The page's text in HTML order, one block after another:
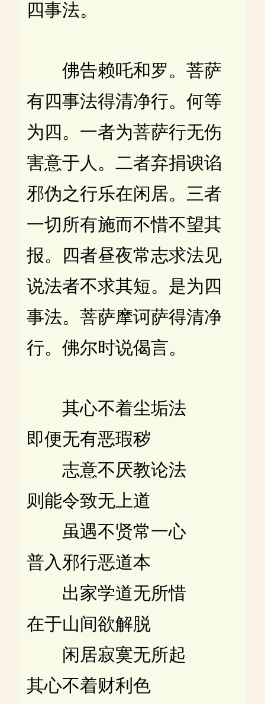
四事法。
佛告赖吒和罗。菩萨
有四事法得清净行。何等
为四。一者为菩萨行无伤
害意于人。二者弃捐谀谄
邪伪之行乐在闲居。三者
一切所有施而不惜不望其
报。四者昼夜常志求法见
说法者不求其短。是为四
事法。菩萨摩诃萨得清净
行。佛尔时说偈言。
其心不着尘垢法
即便无有恶瑕秽
志意不厌教论法
则能令致无上道
虽遇不贤常一心
普入邪行恶道本
出家学道无所惜
在于山间欲解脱
闲居寂寞无所起
其心不着财利色